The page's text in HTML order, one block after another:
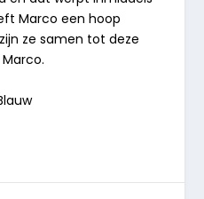
Marco een hoop
ze samen tot deze